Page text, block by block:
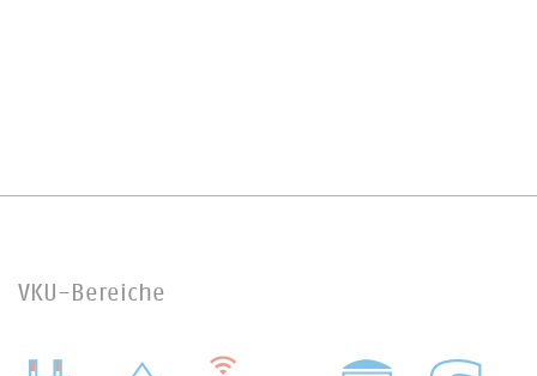
VKU-Bereiche